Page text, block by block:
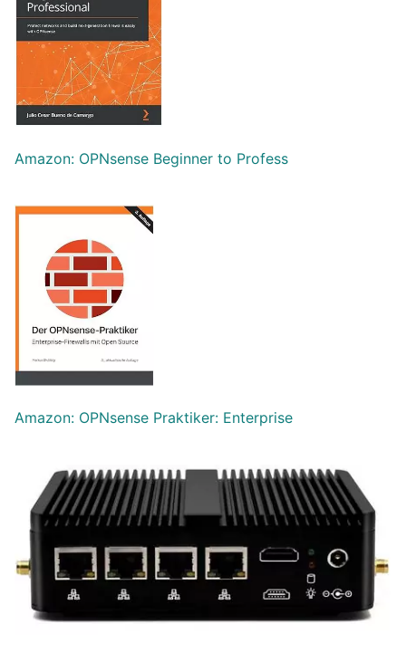
Amazon: OPNsense Beginner to Profess
Amazon: OPNsense Praktiker: Enterprise